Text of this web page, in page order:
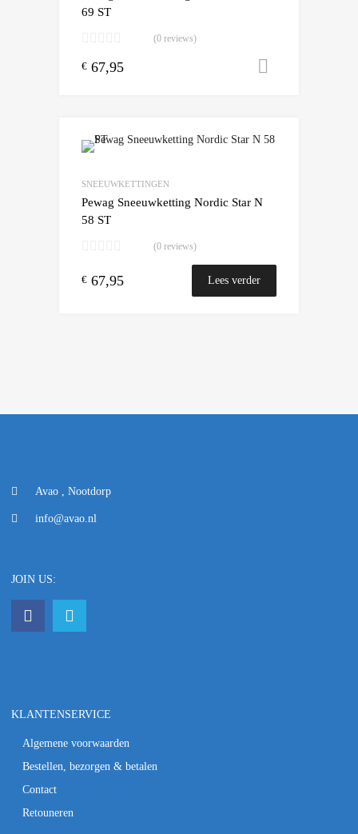
69 ST
(0 reviews)
€ 67,95
SNEEUWKETTINGEN
Pewag Sneeuwketting Nordic Star N
58 ST
(0 reviews)
€ 67,95 Lees verder
Avao , Nootdorp
info@avao.nl
JOIN US:
KLANTENSERVICE
Algemene voorwaarden
Bestellen, bezorgen & betalen
Contact
Retouneren